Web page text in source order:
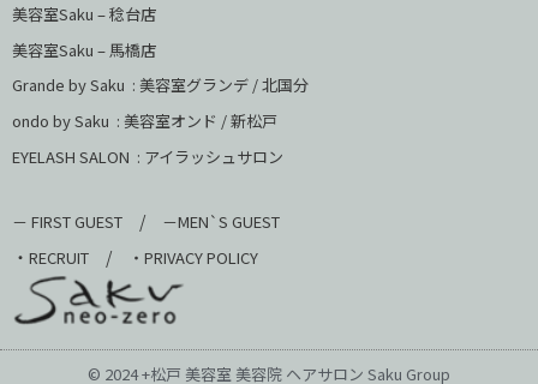
美容室Saku –稔台店
美容室Saku – 馬橋店
Grande by Saku : 美容室グランデ / 北国分
ondo by Saku : 美容室オンド / 新松戸
EYELASH SALON : アイラッシュサロン
－ FIRST GUEST / －MEN`S GUEST
・ RECRUIT / ・PRIVACY POLICY
© 2024 +松戸 美容室 美容院 ヘアサロン Saku Group